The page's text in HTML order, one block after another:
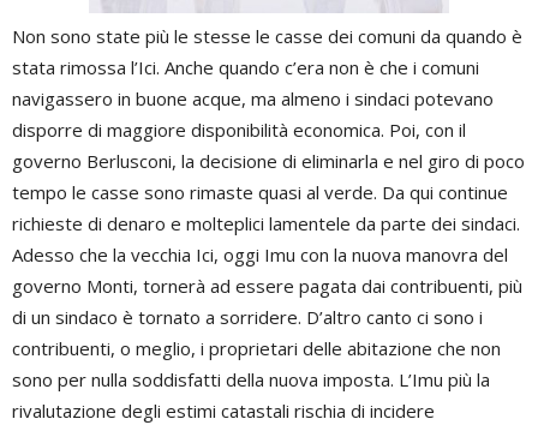
Non sono state più le stesse le casse dei comuni da quando è
stata rimossa l’Ici. Anche quando c’era non è che i comuni
navigassero in buone acque, ma almeno i sindaci potevano
disporre di maggiore disponibilità economica. Poi, con il
governo Berlusconi, la decisione di eliminarla e nel giro di poco
tempo le casse sono rimaste quasi al verde. Da qui continue
richieste di denaro e molteplici lamentele da parte dei sindaci.
Adesso che la vecchia Ici, oggi Imu con la nuova manovra del
governo Monti, tornerà ad essere pagata dai contribuenti, più
di un sindaco è tornato a sorridere. D’altro canto ci sono i
contribuenti, o meglio, i proprietari delle abitazione che non
sono per nulla soddisfatti della nuova imposta. L’Imu più la
rivalutazione degli estimi catastali rischia di incidere